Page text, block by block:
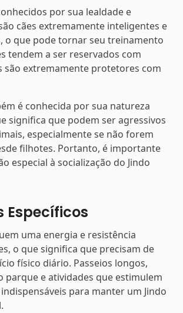
por sua lealdade e
cães extremamente inteligentes e
o que pode tornar seu treinamento
tendem a ser reservados com
são extremamente protetores com
é conhecida por sua natureza
significa que podem ser agressivos
especialmente se não forem
filhotes. Portanto, é importante
especial à socialização do Jindo
Específicos
uma energia e resistência
o que significa que precisam de
físico diário. Passeios longos,
parque e atividades que estimulem
para manter um Jindo